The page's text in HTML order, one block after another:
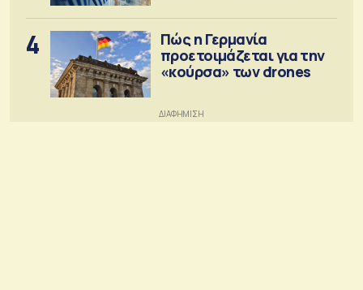
4
Πώς η Γερμανία
προετοιμάζεται για την
«κούρσα» των drones